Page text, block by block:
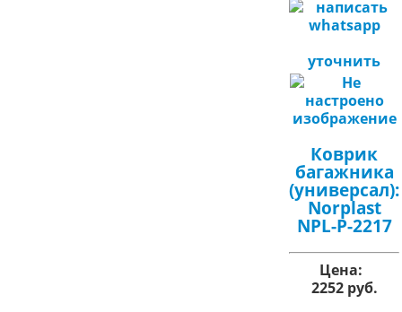
уточнить
Коврик
багажника
(универсал):
Norplast
NPL-P-2217
Цена:
2252 руб.